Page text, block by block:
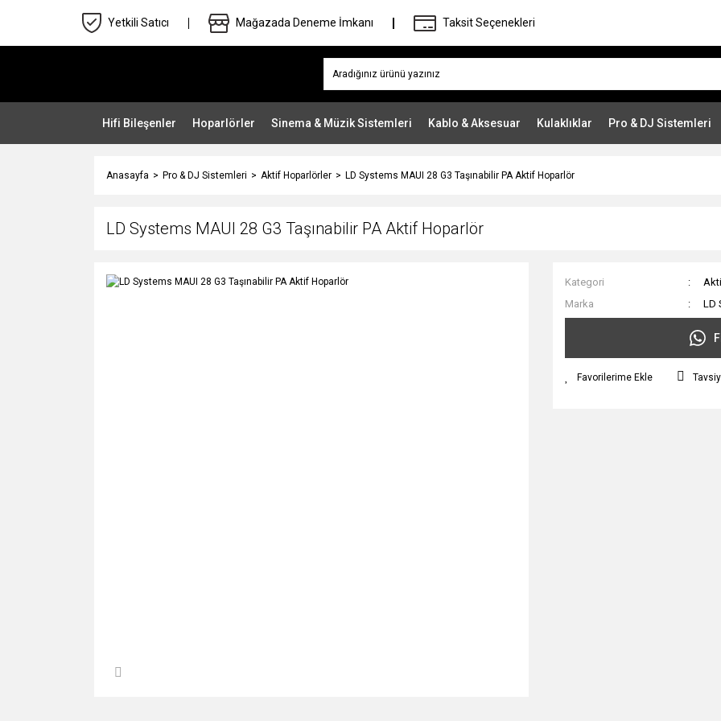
Yetkili Satıcı Mağazada Deneme İmkanı Taksit Seçenekleri
Hifi Bileşenler Hoparlörler Sinema & Müzik Sistemleri Kablo & Aksesuar Kulaklıklar Pro & DJ Sistemleri
Anasayfa Pro & DJ Sistemleri Aktif Hoparlörler LD Systems MAUI 28 G3 Taşınabilir PA Aktif Hoparlör
LD Systems MAUI 28 G3 Taşınabilir PA Aktif Hoparlör
Kategori
Marka
LD